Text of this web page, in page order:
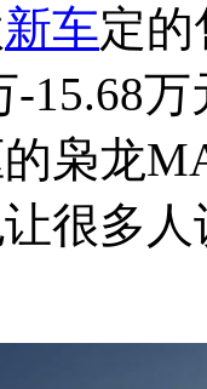
新车定
-15.68
枭龙
很多